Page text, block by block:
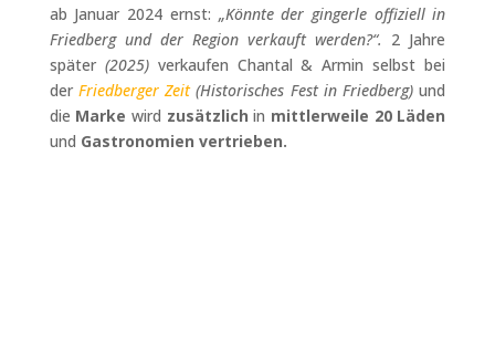
ab Januar 2024 ernst: „Könnte der gingerle offiziell in
Friedberg und der Region verkauft werden?“. 2 Jahre
später (2025)verkaufen Chantal & Armin selbst bei
der Friedberger Zeit(Historisches Fest in Friedberg) und
die Markewird zusätzlichin mittlerweile 20 Läden
und Gastronomien vertrieben.